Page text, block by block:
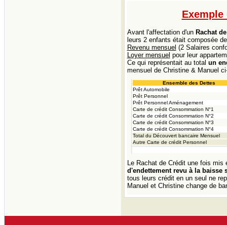
Exemple
Avant l'affectation d'un Rachat
leurs 2 enfants était composée
Revenu mensuel (2 Salaires
Loyer mensuel pour leur
Ce qui représentait au total un
mensuel de Christine & Manuel
Ensemble des Dettes
Prêt Automobile
Prêt Personnel
Prêt Personnel Aménagement
Carte de crédit Consommation N°1
Carte de crédit Consommation N°2
Carte de crédit Consommation N°3
Carte de crédit Consommation N°4
Total du Découvert bancaire Mensuel
Autre Carte de crédit Personnel
Le Rachat de Crédit une fois
d'endettement revu à la baisse
tous leurs crédit en un seul ne
Manuel et Christine change de